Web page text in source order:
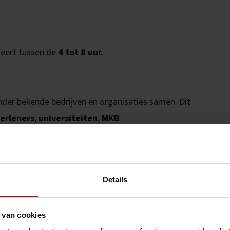
Details
cookies
tussen de 4 tot 8 uur.
bekende bedrijven en organisaties samen. Dit
, universiteiten, MKB
de werkzaamheden uit:
Ontvangen van bezoekers,